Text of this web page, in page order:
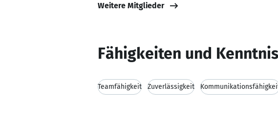
Weitere Mitglieder
Fähigkeiten und
Teamfähigkeit Zuverlässigkeit